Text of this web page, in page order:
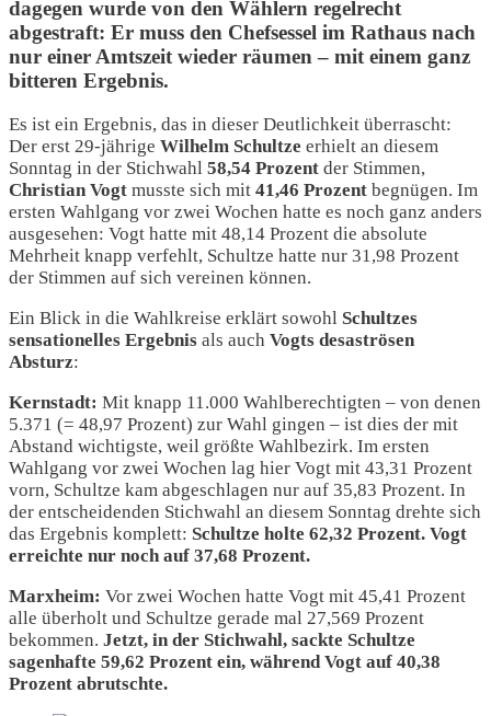
dagegen wurde von den Wählern regelrecht
abgestraft: Er muss den Chefsessel im Rathaus nach
nur einer Amtszeit wieder räumen – mit einem ganz
bitteren Ergebnis.
Es ist ein Ergebnis, das in dieser Deutlichkeit überrascht:
Der erst 29-jährige Wilhelm Schultze erhielt an diesem
Sonntag in der Stichwahl 58,54 Prozent der Stimmen,
Christian Vogt musste sich mit 41,46 Prozent begnügen. Im
ersten Wahlgang vor zwei Wochen hatte es noch ganz anders
ausgesehen: Vogt hatte mit 48,14 Prozent die absolute
Mehrheit knapp verfehlt, Schultze hatte nur 31,98 Prozent
der Stimmen auf sich vereinen können.
Ein Blick in die Wahlkreise erklärt sowohl Schultzes
sensationelles Ergebnis als auch Vogts desaströsen
Absturz:
Kernstadt: Mit knapp 11.000 Wahlberechtigten – von denen
5.371 (= 48,97 Prozent) zur Wahl gingen – ist dies der mit
Abstand wichtigste, weil größte Wahlbezirk. Im ersten
Wahlgang vor zwei Wochen lag hier Vogt mit 43,31 Prozent
vorn, Schultze kam abgeschlagen nur auf 35,83 Prozent. In
der entscheidenden Stichwahl an diesem Sonntag drehte sich
das Ergebnis komplett: Schultze holte 62,32 Prozent. Vogt
erreichte nur noch auf 37,68 Prozent.
Marxheim: Vor zwei Wochen hatte Vogt mit 45,41 Prozent
alle überholt und Schultze gerade mal 27,569 Prozent
bekommen. Jetzt, in der Stichwahl, sackte Schultze
sagenhafte 59,62 Prozent ein, während Vogt auf 40,38
Prozent abrutschte.